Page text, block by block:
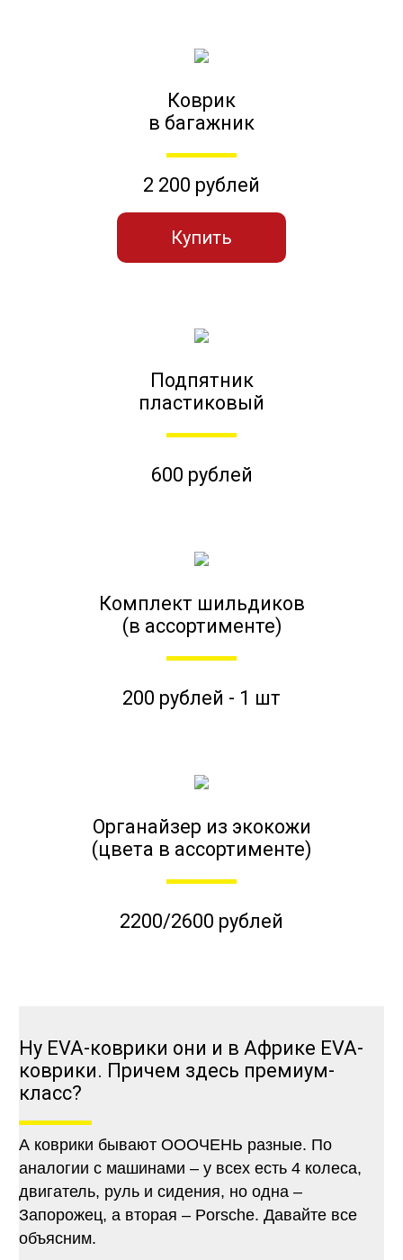
Коврик
в багажник
2 200 рублей
Купить
Подпятник
пластиковый
600 рублей
Комплект шильдиков
(в ассортименте)
200 рублей - 1 шт
Органайзер из экокожи
(цвета в ассортименте)
2200/2600 рублей
Ну EVA-коврики они и в Африке EVA-
коврики. Причем здесь премиум-
класс?
А коврики бывают ОООЧЕНЬ разные. По
аналогии с машинами – у всех есть 4 колеса,
двигатель, руль и сидения, но одна –
Запорожец, а вторая – Porsche. Давайте все
объясним.